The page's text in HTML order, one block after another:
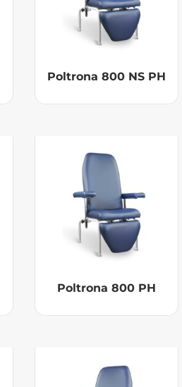
Poltrona 800 NS PH
Poltrona 800 PH